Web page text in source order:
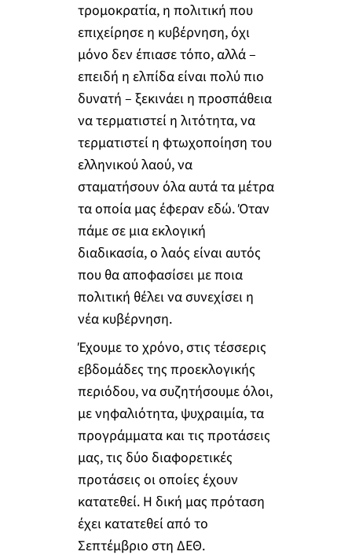
τρομοκρατία, η πολιτική που
επιχείρησε η κυβέρνηση, όχι
μόνο δεν έπιασε τόπο, αλλά –
επειδή η ελπίδα είναι πολύ πιο
δυνατή – ξεκινάει η προσπάθεια
να τερματιστεί η λιτότητα, να
τερματιστεί η φτωχοποίηση του
ελληνικού λαού, να
σταματήσουν όλα αυτά τα μέτρα
τα οποία μας έφεραν εδώ. Όταν
πάμε σε μια εκλογική
διαδικασία, ο λαός είναι αυτός
που θα αποφασίσει με ποια
πολιτική θέλει να συνεχίσει η
νέα κυβέρνηση.
Έχουμε το χρόνο, στις τέσσερις
εβδομάδες της προεκλογικής
περιόδου, να συζητήσουμε όλοι,
με νηφαλιότητα, ψυχραιμία, τα
προγράμματα και τις προτάσεις
μας, τις δύο διαφορετικές
προτάσεις οι οποίες έχουν
κατατεθεί. Η δική μας πρόταση
έχει κατατεθεί από το
Σεπτέμβριο στη ΔΕΘ.